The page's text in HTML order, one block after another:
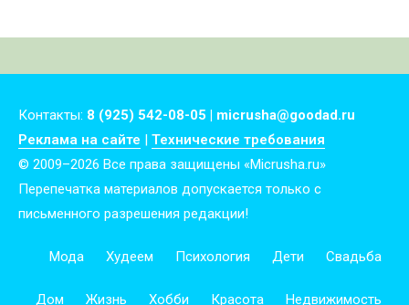
Контакты: 8 (925) 542-08-05 | micrusha@goodad.ru
Реклама на сайте | Технические требования
© 2009–2026 Все права защищены «Micrusha.ru»
Перепечатка материалов допускается только с
письменного разрешения редакции!
Мода Худеем Психология Дети Свадьба
Дом Жизнь Хобби Красота Недвижимость